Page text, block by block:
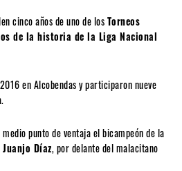
cinco años de uno de losTorneos
de la historia de la Liga Nacional
en Alcobendas y participaron nueve
punto de ventaja el bicampeón de la
Juanjo Díaz, por delante del malacitano